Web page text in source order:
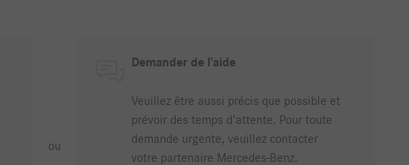
ou
Demander de l’aide
Veuillez être aussi précis que possible et
prévoir des temps d’attente. Pour toute
demande urgente, veuillez contacter
votre partenaire Mercedes-Benz.